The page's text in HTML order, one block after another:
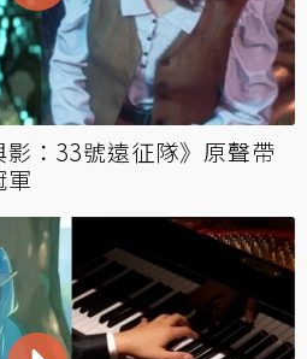
：33號遠征隊》原聲帶
軍